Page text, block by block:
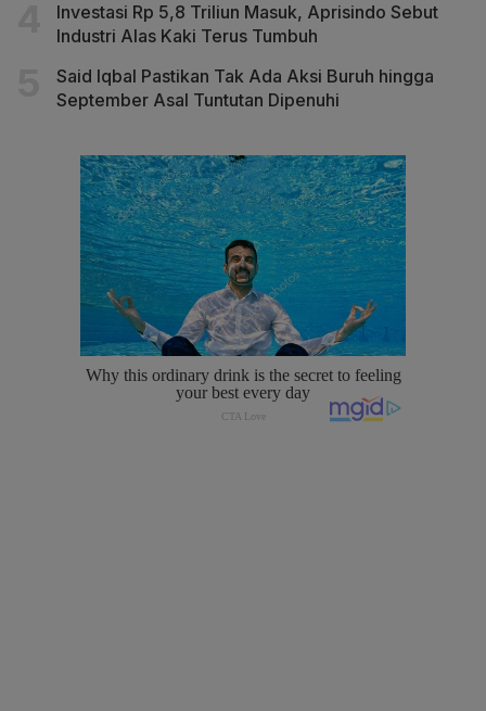
Investasi Rp 5,8 Triliun Masuk, Aprisindo Sebut
Industri Alas Kaki Terus Tumbuh
Said Iqbal Pastikan Tak Ada Aksi Buruh hingga
September Asal Tuntutan Dipenuhi